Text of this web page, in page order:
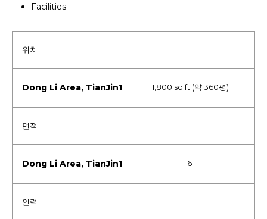
Facilities
위치
11,800 sq.ft (약 360평)
면적
6
인력